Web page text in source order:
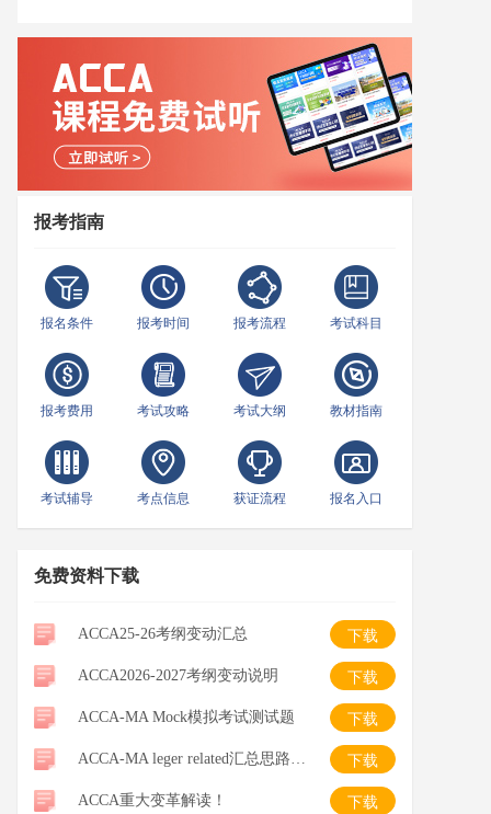
报考指南
报名条件 报考时间 报考流程 考试科目
报考费用 考试攻略 考试大纲 教材指南
考试辅导 考点信息 获证流程 报名入口
免费资料下载
ACCA25-26考纲变动汇总 下载
ACCA2026-2027考纲变动说明 下载
ACCA-MA Mock模拟考试测试题 下载
ACCA-MA leger related汇总思路整理-笔记 下载
ACCA重大变革解读！ 下载